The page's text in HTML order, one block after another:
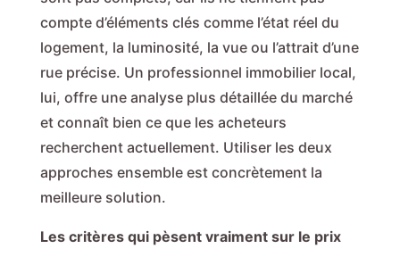
compte d’éléments clés comme l’état réel du
logement, la luminosité, la vue ou l’attrait d’une
rue précise. Un professionnel immobilier local,
lui, offre une analyse plus détaillée du marché
et connaît bien ce que les acheteurs
recherchent actuellement. Utiliser les deux
approches ensemble est concrètement la
meilleure solution.
Les critères qui pèsent vraiment sur le prix